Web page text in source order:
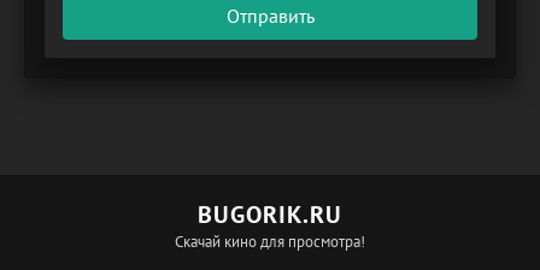
Отправить
BUGORIK.RU
Скачай кино для просмотра!